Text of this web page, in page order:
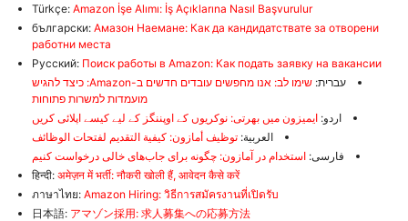
Türkçe: Amazon İşe Alımı: İş Açıklarına Nasıl Başvurulur
български: Амазон Наемане: Как да кандидатствате за отворени
работни места
Русский: Поиск работы в Amazon: Как подать заявку на вакансии
עברית:
שימו לב: אנו מחפשים עובדים חדשים ב-Amazon: כיצד להגיש
מועמדות למשרות פתוחות
اردو: ایمیزون میں بھرتی: نوکریوں کے اوپننگز کے لیے کیسے اپلائی کریں
العربية: توظيف أمازون: كيفية التقديم لفتحات الوظائف
فارسی: استخدام در آمازون: چگونه برای جاب‌های خالی درخواست کنیم
हिन्दी: अमेज़न में भर्ती: नौकरी खोली हैं, आवेदन कैसे करें
ภาษาไทย: Amazon Hiring: วิธีการสมัครงานที่เปิดรับ
日本語: アマゾン採用: 求人募集への応募方法